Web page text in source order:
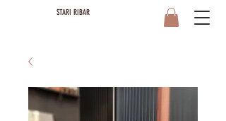
STARI RIBAR